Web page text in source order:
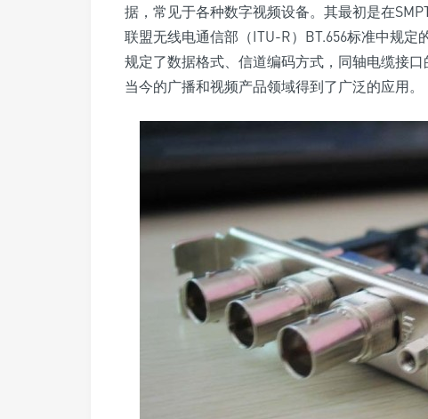
据，常见于各种数字视频设备。其最初是在
联盟无线电通信部（ITU-R）BT.656标准中规
规定了数据格式、信道编码方式，同轴电缆接
当今的广播和视频产品领域得到了广泛的应用。